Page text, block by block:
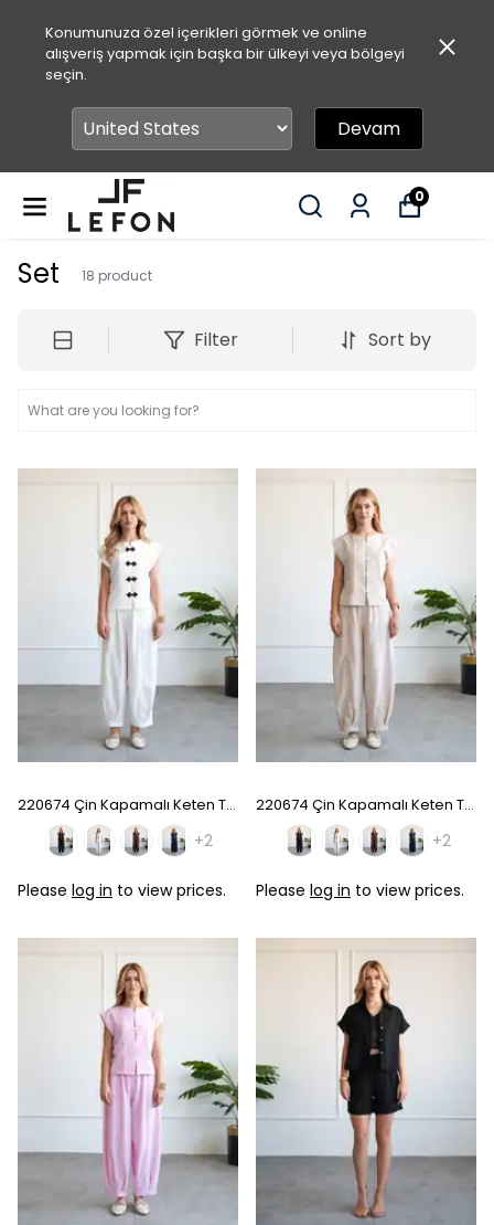
Konumunuza özel içerikleri görmek ve online
alışveriş yapmak için başka bir ülkeyi veya bölgeyi
seçin.
Devam
0
Set 18 product
Filter Sort by
220674 Çin Kapamalı Keten Takım - White
+2
Please log in to view prices.
220674 Çin Kapamalı Keten Takım - Stone
+2
Please log in to view prices.